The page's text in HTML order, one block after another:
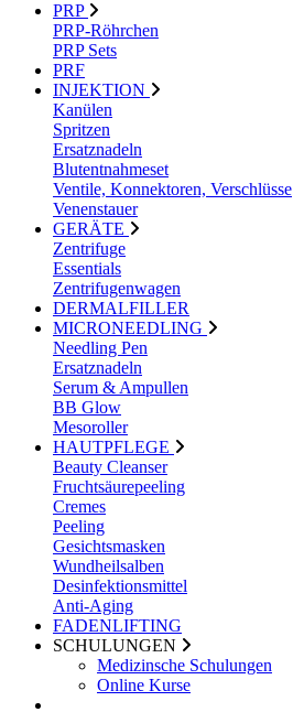
PRP
PRP-Röhrchen
PRP Sets
PRF
INJEKTION
Kanülen
Spritzen
Ersatznadeln
Blutentnahmeset
Ventile, Konnektoren, Verschlüsse
Venenstauer
GERÄTE
Zentrifuge
Essentials
Zentrifugenwagen
DERMALFILLER
MICRONEEDLING
Needling Pen
Ersatznadeln
Serum & Ampullen
BB Glow
Mesoroller
HAUTPFLEGE
Beauty Cleanser
Fruchtsäurepeeling
Cremes
Peeling
Gesichtsmasken
Wundheilsalben
Desinfektionsmittel
Anti-Aging
FADENLIFTING
SCHULUNGEN
Medizinsche Schulungen
Online Kurse